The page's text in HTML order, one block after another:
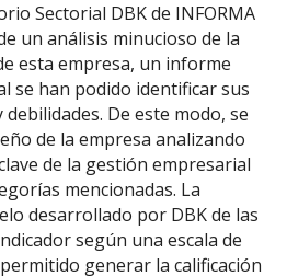
Sectorial DBK de INFORMA
un análisis minucioso de la
esta empresa, un informe
se han podido identificar sus
De este modo, se
de la empresa analizando
de la gestión empresarial
mencionadas. La
desarrollado por DBK de las
según una escala de
generar la calificación